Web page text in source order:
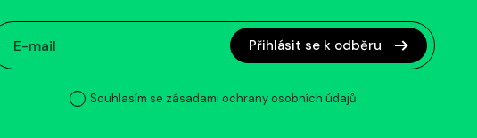
Přihlásit se k odběru
Souhlasím se zásadami ochrany osobních údajů